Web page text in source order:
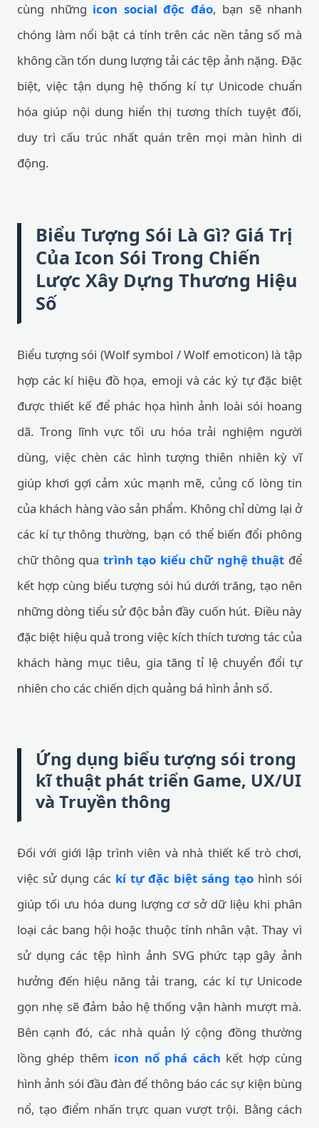
cùng những icon social độc đáo, bạn sẽ nhanh
chóng làm nổi bật cá tính trên các nền tảng số mà
không cần tốn dung lượng tải các tệp ảnh nặng. Đặc
biệt, việc tận dụng hệ thống kí tự Unicode chuẩn
hóa giúp nội dung hiển thị tương thích tuyệt đối,
duy trì cấu trúc nhất quán trên mọi màn hình di
động.
Biểu Tượng Sói Là Gì? Giá Trị
Của Icon Sói Trong Chiến
Lược Xây Dựng Thương Hiệu
Số
Biểu tượng sói (Wolf symbol / Wolf emoticon) là tập
hợp các kí hiệu đồ họa, emoji và các ký tự đặc biệt
được thiết kế để phác họa hình ảnh loài sói hoang
dã. Trong lĩnh vực tối ưu hóa trải nghiệm người
dùng, việc chèn các hình tượng thiên nhiên kỳ vĩ
giúp khơi gợi cảm xúc mạnh mẽ, củng cố lòng tin
của khách hàng vào sản phẩm. Không chỉ dừng lại ở
các kí tự thông thường, bạn có thể biến đổi phông
chữ thông qua trình tạo kiểu chữ nghệ thuật để
kết hợp cùng biểu tượng sói hú dưới trăng, tạo nên
những dòng tiểu sử độc bản đầy cuốn hút. Điều này
đặc biệt hiệu quả trong việc kích thích tương tác của
khách hàng mục tiêu, gia tăng tỉ lệ chuyển đổi tự
nhiên cho các chiến dịch quảng bá hình ảnh số.
Ứng dụng biểu tượng sói trong
kĩ thuật phát triển Game, UX/UI
và Truyền thông
Đối với giới lập trình viên và nhà thiết kế trò chơi,
việc sử dụng các kí tự đặc biệt sáng tạo hình sói
giúp tối ưu hóa dung lượng cơ sở dữ liệu khi phân
loại các bang hội hoặc thuộc tính nhân vật. Thay vì
sử dụng các tệp hình ảnh SVG phức tạp gây ảnh
hưởng đến hiệu năng tải trang, các kí tự Unicode
gọn nhẹ sẽ đảm bảo hệ thống vận hành mượt mà.
Bên cạnh đó, các nhà quản lý cộng đồng thường
lồng ghép thêm icon nổ phá cách kết hợp cùng
hình ảnh sói đầu đàn để thông báo các sự kiện bùng
nổ, tạo điểm nhấn trực quan vượt trội. Bằng cách